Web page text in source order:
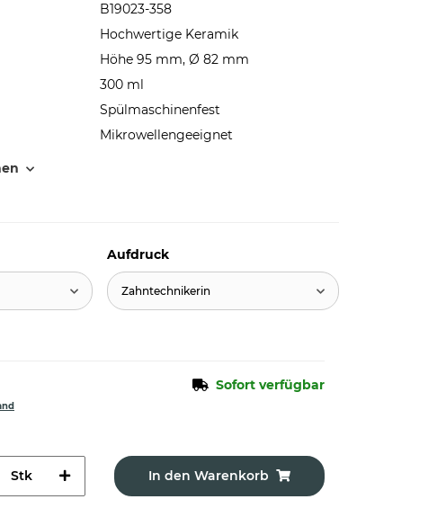
B19023-358
Hochwertige Keramik
Höhe 95 mm, Ø 82 mm
300 ml
Spülmaschinenfest
Mikrowellengeeignet
Aufdruck
Zahntechnikerin
Sofort verfügbar
Stk In den Warenkorb